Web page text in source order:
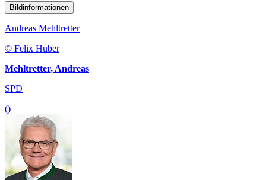
Bildinformationen
Andreas Mehltretter
© Felix Huber
Mehltretter, Andreas
SPD
()